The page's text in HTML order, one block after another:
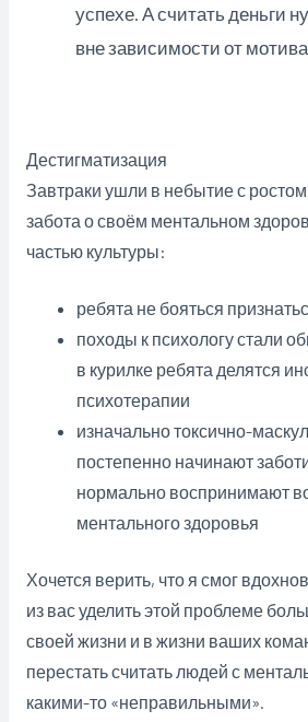
успехе. А считать деньги
вне зависимости от
Дестигматизация
Завтраки ушли в небытие с
забота о своём ментальном
частью культуры:
ребята не бояться
походы к психологу стали
в курилке ребята делятся
психотерапии
изначально токсично-
постепенно начинают
нормально воспринимают
ментального здоровья
Хочется верить, что я смог
из вас уделить этой проблеме
своей жизни и в жизни ваших
перестать считать людей с
какими-то «неправильными».